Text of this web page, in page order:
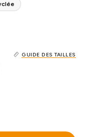
GUIDE DES TAILLES